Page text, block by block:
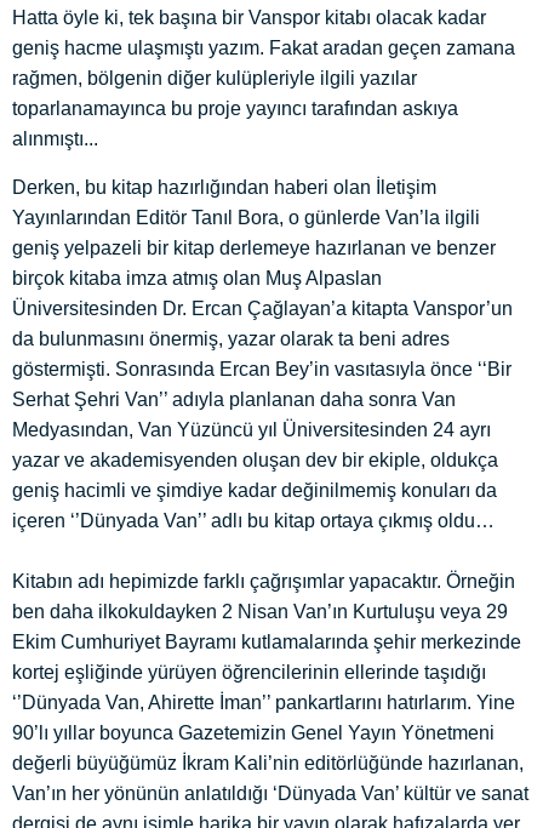
Hatta öyle ki, tek başına bir Vanspor kitabı olacak kadar
geniş hacme ulaşmıştı yazım. Fakat aradan geçen zamana
rağmen, bölgenin diğer kulüpleriyle ilgili yazılar
toparlanamayınca bu proje yayıncı tarafından askıya
alınmıştı...
Derken, bu kitap hazırlığından haberi olan İletişim
Yayınlarından Editör Tanıl Bora, o günlerde Van’la ilgili
geniş yelpazeli bir kitap derlemeye hazırlanan ve benzer
birçok kitaba imza atmış olan Muş Alpaslan
Üniversitesinden Dr. Ercan Çağlayan’a kitapta Vanspor’un
da bulunmasını önermiş, yazar olarak ta beni adres
göstermişti. Sonrasında Ercan Bey’in vasıtasıyla önce ‘‘Bir
Serhat Şehri Van’’ adıyla planlanan daha sonra Van
Medyasından, Van Yüzüncü yıl Üniversitesinden 24 ayrı
yazar ve akademisyenden oluşan dev bir ekiple, oldukça
geniş hacimli ve şimdiye kadar değinilmemiş konuları da
içeren ‘’Dünyada Van’’ adlı bu kitap ortaya çıkmış oldu…
Kitabın adı hepimizde farklı çağrışımlar yapacaktır. Örneğin
ben daha ilkokuldayken 2 Nisan Van’ın Kurtuluşu veya 29
Ekim Cumhuriyet Bayramı kutlamalarında şehir merkezinde
kortej eşliğinde yürüyen öğrencilerinin ellerinde taşıdığı
‘’Dünyada Van, Ahirette İman’’ pankartlarını hatırlarım. Yine
90’lı yıllar boyunca Gazetemizin Genel Yayın Yönetmeni
değerli büyüğümüz İkram Kali’nin editörlüğünde hazırlanan,
Van’ın her yönünün anlatıldığı ‘Dünyada Van’ kültür ve sanat
dergisi de aynı isimle harika bir yayın olarak hafızalarda yer